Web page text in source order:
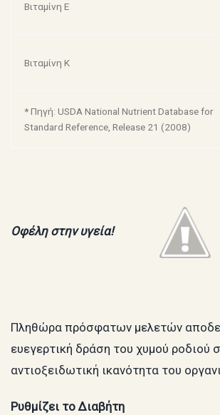
Βιταμίνη Ε
Βιταμίνη Κ
* Πηγή: USDA National Nutrient Database for
Standard Reference, Release 21 (2008)
Οφέλη στην υγεία!
Πληθώρα πρόσφατων μελετών
ευεγερτική δράση του χυμού ροδιού
αντιοξειδωτική ικανότητα του
Ρυθμίζει το Διαβήτη